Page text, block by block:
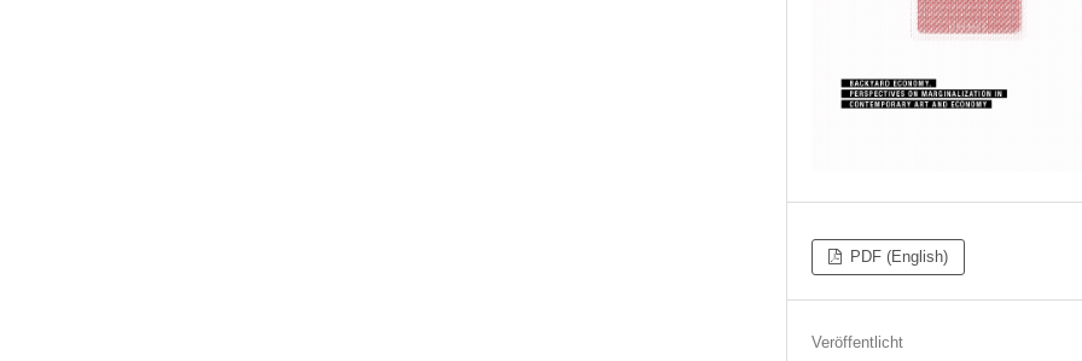
PDF (English)
Veröffentlicht